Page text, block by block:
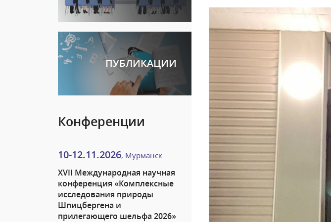
ПУБЛИКАЦИИ
Конференции
10-12.11.2026, Мурманск
XVII Международная научная
конференция «Комплексные
исследования природы
Шпицбергена и
прилегающего шельфа 2026»